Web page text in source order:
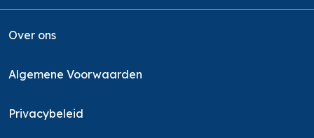
Over ons
Algemene Voorwaarden
Privacybeleid